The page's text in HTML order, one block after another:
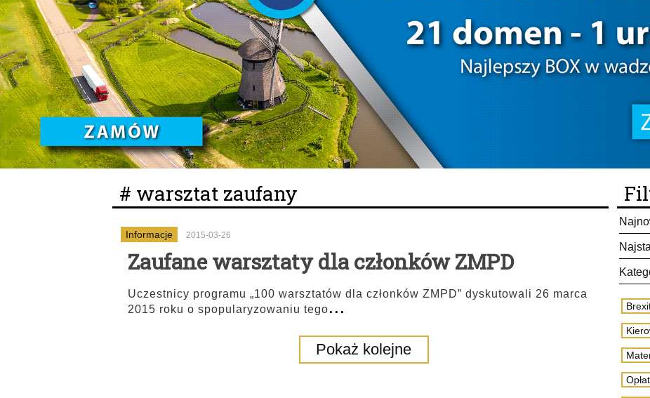
# warsztat zaufany
Informacje 2015-03-26
Zaufane warsztaty dla członków ZMPD
Uczestnicy programu „100 warsztatów dla członków ZMPD” dyskutowali 26 marca
2015 roku o spopularyzowaniu tego...
Pokaż kolejne